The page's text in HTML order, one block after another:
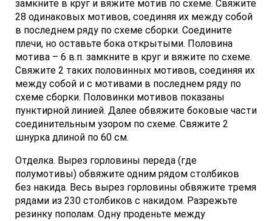
замкните в круг и вяжите мотив по схеме. Свяжите
28 одинаковых мотивов, соединяя их между собой
в последнем ряду по схеме сборки. Соедините
плечи, но оставьте бока открытыми. Половина
мотива – 6 в.п. замкните в круг и вяжите по схеме.
Свяжите 2 таких половинных мотивов, соединяя их
между собой и с мотивами в последнем ряду по
схеме сборки. Половинки мотивов показаны
пунктирной линией. Далее обвяжите боковые части
соединительным узором по схеме. Свяжите 2
шнурка длиной по 60 см.
Отделка. Вырез горловины переда (где
полумотивы) обвяжите одним рядом столбиков
без накида. Весь вырез горловины обвяжите тремя
рядами из 230 столбиков с накидом. Разрежьте
резинку пополам. Одну проденьте между